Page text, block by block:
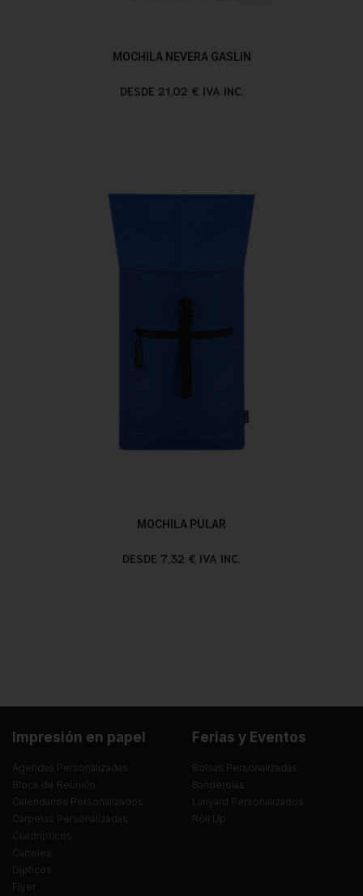
MOCHILA NEVERA GASLIN
DESDE 21,02 € IVA INC.
MOCHILA PULAR
DESDE 7,32 € IVA INC.
Impresión en papel
Agendas Personalizadas
Blocs de Reunión
Calendarios Personalizados
Carpetas Personalizadas
Cuadrípticos
Carteles
Dípticos
Flyer
Ferias y Eventos
Bolsas Personalizadas
Banderolas
Lanyard Personalizados
Roll Up